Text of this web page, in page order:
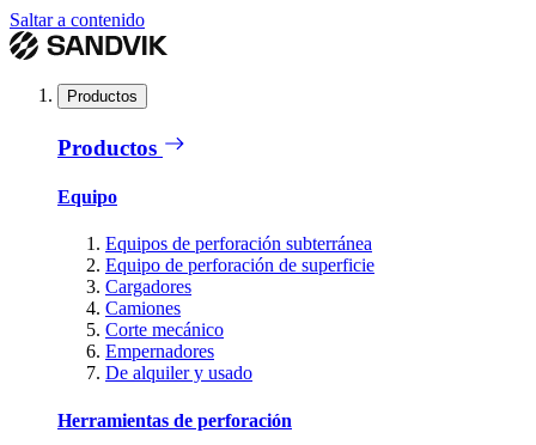
Saltar a contenido
Productos
Productos
Equipo
Equipos de perforación subterránea
Equipo de perforación de superficie
Cargadores
Camiones
Corte mecánico
Empernadores
De alquiler y usado
Herramientas de perforación